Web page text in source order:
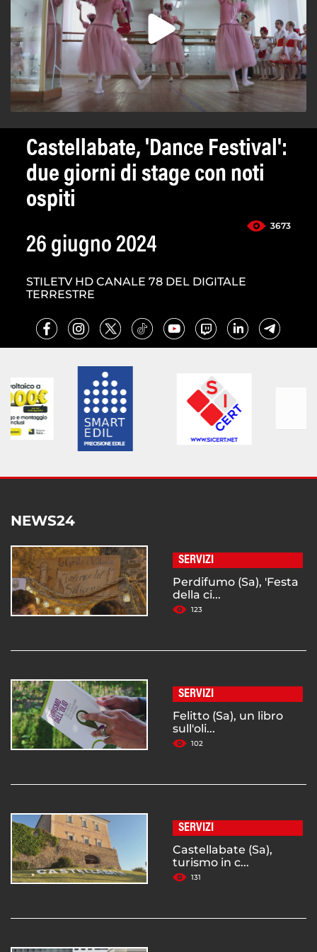
Castellabate, 'Dance Festival':
due giorni di stage con noti
ospiti
3673
26 giugno 2024
STILETV HD CANALE 78 DEL DIGITALE
TERRESTRE
NEWS24
SERVIZI
Perdifumo (Sa), 'Festa
della ci...
123
SERVIZI
Felitto (Sa), un libro
sull'oli...
102
SERVIZI
Castellabate (Sa),
turismo in c...
131